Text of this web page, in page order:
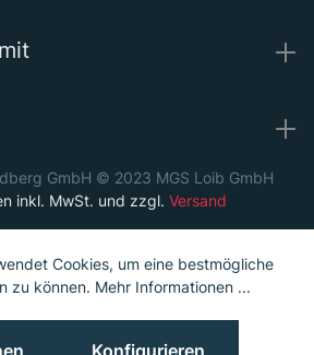
GmbH © 2023 MGS Loib GmbH
inkl. MwSt. und zzgl. Versand
Cookies, um eine bestmögliche
zu können. Mehr Informationen ...
Konfigurieren